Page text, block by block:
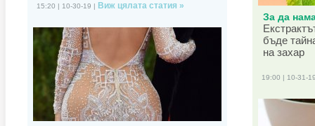
15:20 | 10-30-19 | Виж цялата статия »
За да
бъде
на захар
19:00 | 10-31-